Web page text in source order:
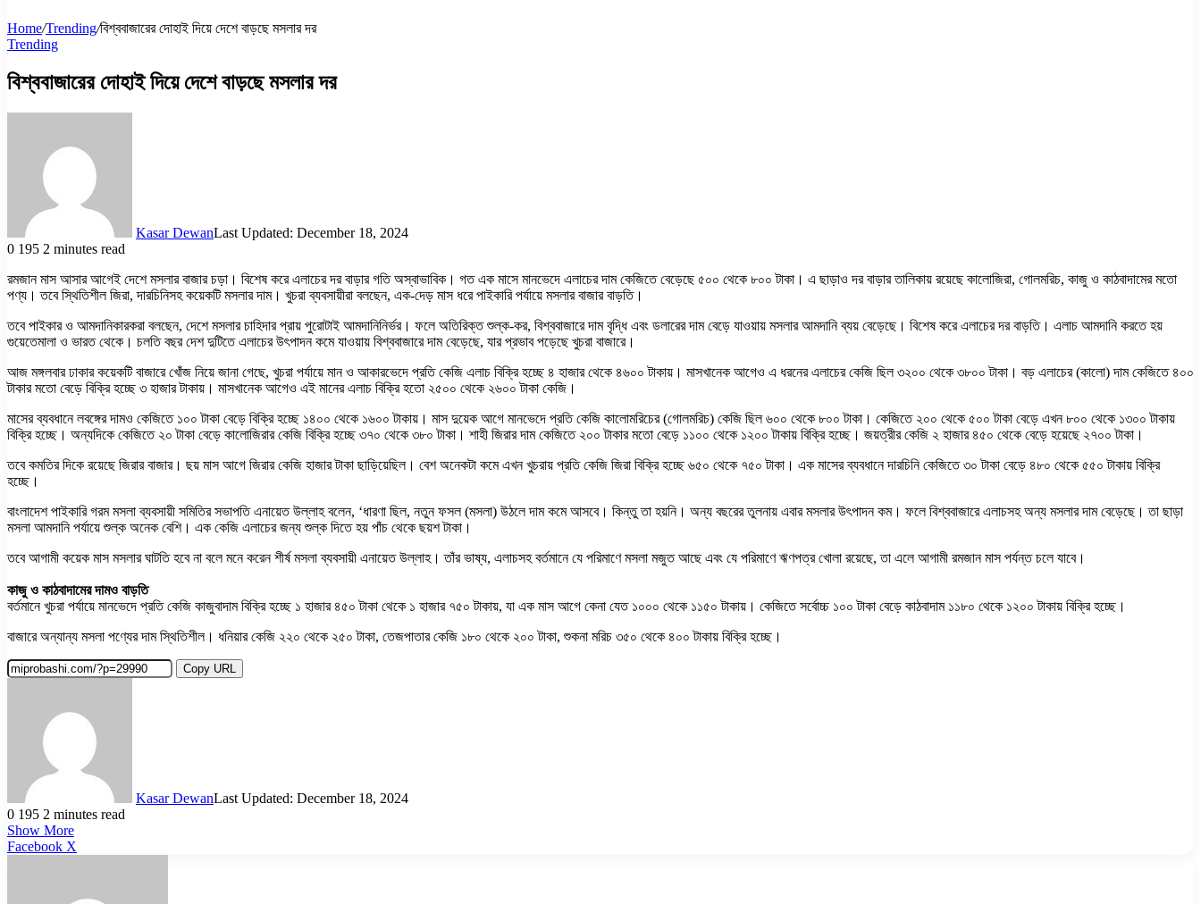
Home/Trending/বিশ্ববাজারের দোহাই দিয়ে দেশে বাড়ছে মসলার দর
Trending
বিশ্ববাজারের দোহাই দিয়ে দেশে বাড়ছে মসলার দর
Kasar DewanLast Updated: December 18, 2024
0 195 2 minutes read
রমজান মাস আসার আগেই দেশে মসলার বাজার চড়া। বিশেষ করে এলাচের দর বাড়ার গতি অস্বাভাবিক। গত এক মাসে মানভেদে এলাচের দাম কেজিতে বেড়েছে ৫০০ থেকে ৮০০ টাকা। এ ছাড়াও দর বাড়ার তালিকায় রয়েছে কালোজিরা, গোলমরিচ, কাজু ও কাঠবাদামের মতো
পণ্য। তবে স্থিতিশীল জিরা, দারচিনিসহ কয়েকটি মসলার দাম। খুচরা ব্যবসায়ীরা বলছেন, এক-দেড় মাস ধরে পাইকারি পর্যায়ে মসলার বাজার বাড়তি।
তবে পাইকার ও আমদানিকারকরা বলছেন, দেশে মসলার চাহিদার প্রায় পুরোটাই আমদানিনির্ভর। ফলে অতিরিক্ত শুল্ক-কর, বিশ্ববাজারে দাম বৃদ্ধি এবং ডলারের দাম বেড়ে যাওয়ায় মসলার আমদানি ব্যয় বেড়েছে। বিশেষ করে এলাচের দর বাড়তি। এলাচ আমদানি করতে হয়
গুয়েতেমালা ও ভারত থেকে। চলতি বছর দেশ দুটিতে এলাচের উৎপাদন কমে যাওয়ায় বিশ্ববাজারে দাম বেড়েছে, যার প্রভাব পড়েছে খুচরা বাজারে।
আজ মঙ্গলবার ঢাকার কয়েকটি বাজারে খোঁজ নিয়ে জানা গেছে, খুচরা পর্যায়ে মান ও আকারভেদে প্রতি কেজি এলাচ বিক্রি হচ্ছে ৪ হাজার থেকে ৪৬০০ টাকায়। মাসখানেক আগেও এ ধরনের এলাচের কেজি ছিল ৩২০০ থেকে ৩৮০০ টাকা। বড় এলাচের (কালো) দাম কেজিতে ৪০০
টাকার মতো বেড়ে বিক্রি হচ্ছে ৩ হাজার টাকায়। মাসখানেক আগেও এই মানের এলাচ বিক্রি হতো ২৫০০ থেকে ২৬০০ টাকা কেজি।
মাসের ব্যবধানে লবঙ্গের দামও কেজিতে ১০০ টাকা বেড়ে বিক্রি হচ্ছে ১৪০০ থেকে ১৬০০ টাকায়। মাস দুয়েক আগে মানভেদে প্রতি কেজি কালোমরিচের (গোলমরিচ) কেজি ছিল ৬০০ থেকে ৮০০ টাকা। কেজিতে ২০০ থেকে ৫০০ টাকা বেড়ে এখন ৮০০ থেকে ১৩০০ টাকায়
বিক্রি হচ্ছে। অন্যদিকে কেজিতে ২০ টাকা বেড়ে কালোজিরার কেজি বিক্রি হচ্ছে ৩৭০ থেকে ৩৮০ টাকা। শাহী জিরার দাম কেজিতে ২০০ টাকার মতো বেড়ে ১১০০ থেকে ১২০০ টাকায় বিক্রি হচ্ছে। জয়ত্রীর কেজি ২ হাজার ৪৫০ থেকে বেড়ে হয়েছে ২৭০০ টাকা।
তবে কমতির দিকে রয়েছে জিরার বাজার। ছয় মাস আগে জিরার কেজি হাজার টাকা ছাড়িয়েছিল। বেশ অনেকটা কমে এখন খুচরায় প্রতি কেজি জিরা বিক্রি হচ্ছে ৬৫০ থেকে ৭৫০ টাকা। এক মাসের ব্যবধানে দারচিনি কেজিতে ৩০ টাকা বেড়ে ৪৮০ থেকে ৫৫০ টাকায় বিক্রি
হচ্ছে।
বাংলাদেশ পাইকারি গরম মসলা ব্যবসায়ী সমিতির সভাপতি এনায়েত উল্লাহ বলেন, ‘ধারণা ছিল, নতুন ফসল (মসলা) উঠলে দাম কমে আসবে। কিন্তু তা হয়নি। অন্য বছরের তুলনায় এবার মসলার উৎপাদন কম। ফলে বিশ্ববাজারে এলাচসহ অন্য মসলার দাম বেড়েছে। তা ছাড়া
মসলা আমদানি পর্যায়ে শুল্ক অনেক বেশি। এক কেজি এলাচের জন্য শুল্ক দিতে হয় পাঁচ থেকে ছয়শ টাকা।
তবে আগামী কয়েক মাস মসলার ঘাটতি হবে না বলে মনে করেন শীর্ষ মসলা ব্যবসায়ী এনায়েত উল্লাহ। তাঁর ভাষ্য, এলাচসহ বর্তমানে যে পরিমাণে মসলা মজুত আছে এবং যে পরিমাণে ঋণপত্র খোলা রয়েছে, তা এলে আগামী রমজান মাস পর্যন্ত চলে যাবে।
কাজু ও কাঠবাদামের দামও বাড়তি
বর্তমানে খুচরা পর্যায়ে মানভেদে প্রতি কেজি কাজুবাদাম বিক্রি হচ্ছে ১ হাজার ৪৫০ টাকা থেকে ১ হাজার ৭৫০ টাকায়, যা এক মাস আগে কেনা যেত ১০০০ থেকে ১১৫০ টাকায়। কেজিতে সর্বোচ্চ ১০০ টাকা বেড়ে কাঠবাদাম ১১৮০ থেকে ১২০০ টাকায় বিক্রি হচ্ছে।
বাজারে অন্যান্য মসলা পণ্যের দাম স্থিতিশীল। ধনিয়ার কেজি ২২০ থেকে ২৫০ টাকা, তেজপাতার কেজি ১৮০ থেকে ২০০ টাকা, শুকনা মরিচ ৩৫০ থেকে ৪০০ টাকায় বিক্রি হচ্ছে।
Copy URL
Kasar DewanLast Updated: December 18, 2024
0 195 2 minutes read
Show More
Facebook X